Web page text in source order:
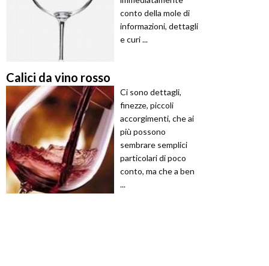
conto della mole di
informazioni, dettagli
e curi ...
Calici da vino rosso
Ci sono dettagli,
finezze, piccoli
accorgimenti, che ai
più possono
sembrare semplici
particolari di poco
conto, ma che a ben
...